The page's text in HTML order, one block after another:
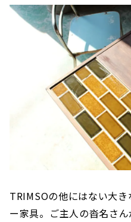
TRIMSOの他にはない大
ー家具。ご主人の沓名さ